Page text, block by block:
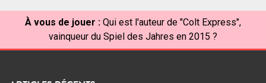
À vous de jouer : Qui est l'auteur de "Colt Express",
vainqueur du Spiel des Jahres en 2015 ?